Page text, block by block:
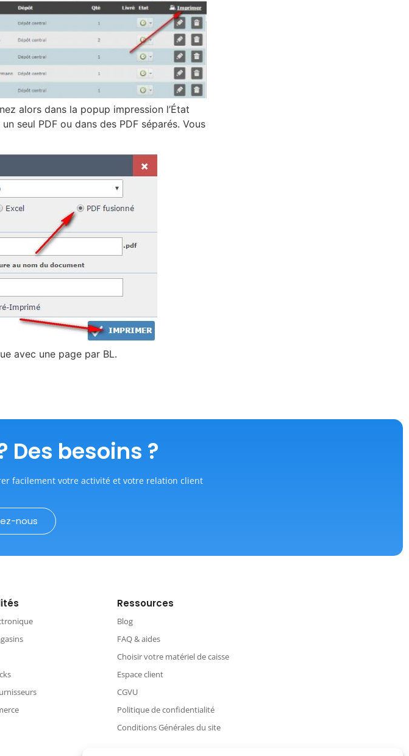
alors dans la popup impression l’État
seul PDF ou dans des PDF séparés. Vous
avec une page par BL.
Des besoins ?
facilement votre activité et votre relation client
nous
Ressources
Blog
FAQ & aides
Choisir votre matériel de caisse
Espace client
CGVU
Politique de confidentialité
Conditions Générales du site